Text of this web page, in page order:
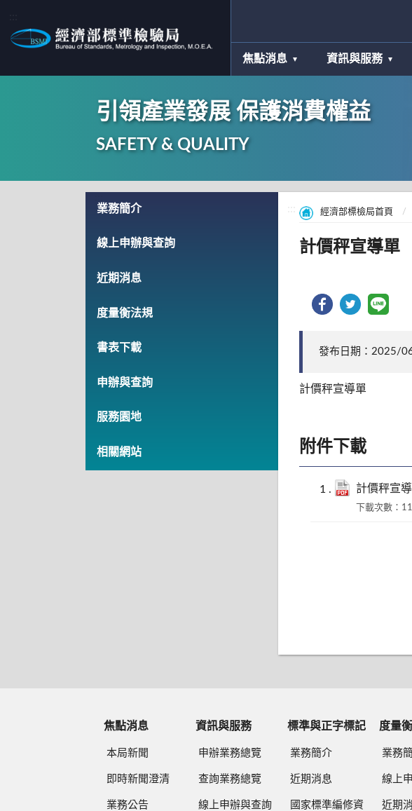
焦點消息 資訊與服務
引領產業發展 保護消費權益
SAFETY & QUALITY
業務簡介
線上申辦與查詢
近期消息
度量衡法規
書表下載
申辦與查詢
服務園地
相關網站
經濟部標檢局首頁
計價秤宣導單
發布日期：2025/
計價秤宣導單
附件下載
計價秤宣
下載次數：
焦點消息
本局新聞
即時新聞澄清
業務公告
資訊與服務
申辦業務總覽
查詢業務總覽
線上申辦與查詢
標準與正字標記
業務簡介
近期消息
國家標準編修資
度量衡
業務
線上
近期